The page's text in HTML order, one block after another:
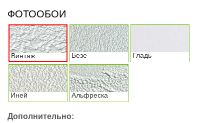
ФОТООБОИ
Винтаж Безе Гладь
Иней Альфреска
Дополнительно: